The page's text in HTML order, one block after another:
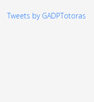
Tweets by GADPTotoras